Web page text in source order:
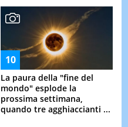
La paura della "fine del
mondo" esplode la
prossima settimana,
quando tre agghiaccianti ...